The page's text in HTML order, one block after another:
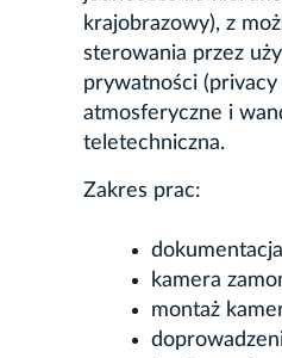
krajobrazowy), z
sterowania przez
prywatności
atmosferyczne i
teletechniczna.
Zakres prac:
kamera
montaż